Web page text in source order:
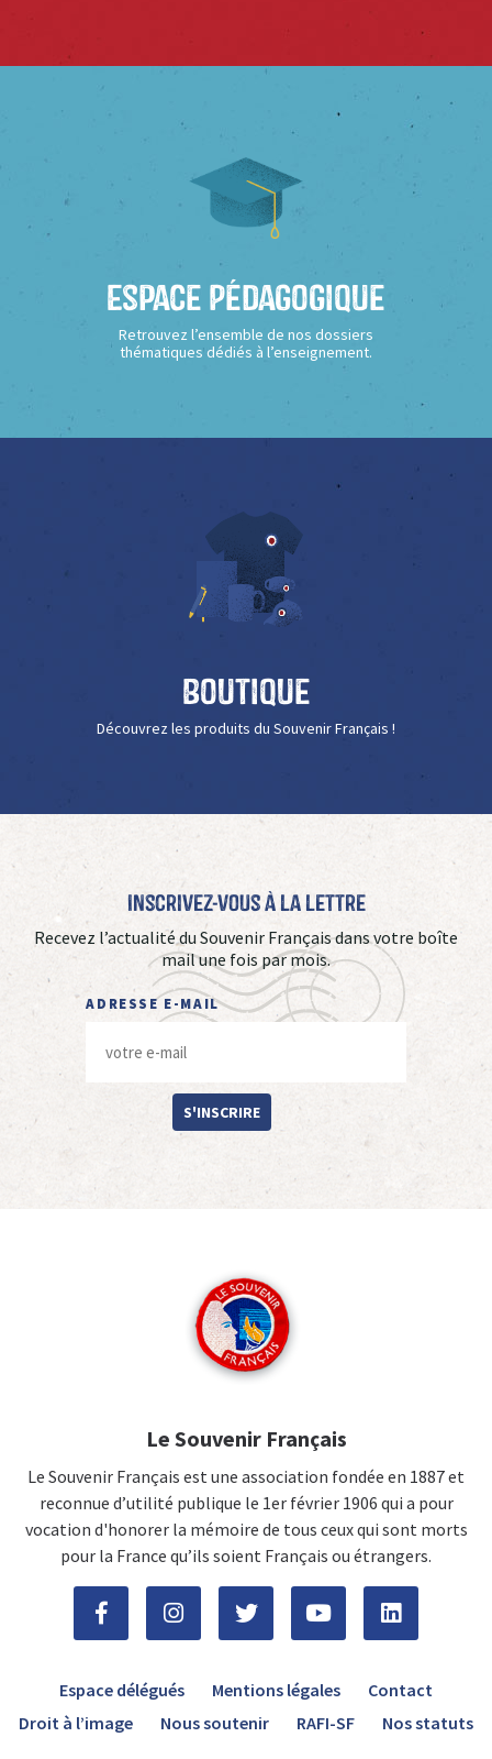
Espace Pédagogique
Retrouvez l’ensemble de nos dossiers
thématiques dédiés à l’enseignement.
Boutique
Découvrez les produits du Souvenir Français !
Inscrivez-vous à La Lettre
Recevez l’actualité du Souvenir Français dans votre boîte
mail une fois par mois.
ADRESSE E-MAIL
S'INSCRIRE
Le Souvenir Français
Le Souvenir Français est une association fondée en 1887 et
reconnue d’utilité publique le 1er février 1906 qui a pour
vocation d'honorer la mémoire de tous ceux qui sont morts
pour la France qu’ils soient Français ou étrangers.
Espace délégués Mentions légales
Contact
Droit à l’image
Nous soutenir RAFI-SF Nos statuts